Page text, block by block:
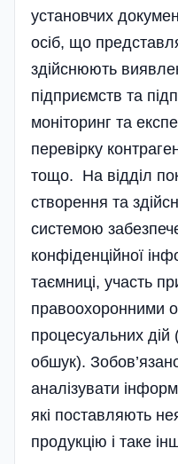
установчих
осіб, що
здійснюють
підприємств та
моніторинг та
перевірку
тощо. На відділ
створення та
системою
конфіденційної
таємниці, участь
правоохоронними
процесуальних
обшук).
аналізувати
які поставляють
продукцію і таке